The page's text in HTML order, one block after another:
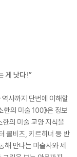
게 낫다!”
사까지 단번에 이해할
한의 미술 100》은 정보
의 미술 교양 지식을
콜비츠, 키르히너 등 반
해 만나는 미술사와 세